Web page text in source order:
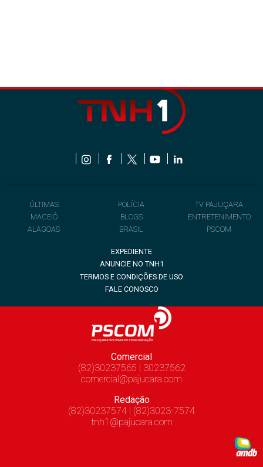
ÚLTIMAS
MACEIÓ
ALAGOAS
POLÍCIA
BLOGS
BRASIL
TV PAJUÇARA
ENTRETENIMENTO
PSCOM
EXPEDIENTE
ANUNCIE NO TNH1
TERMOS E CONDIÇÕES DE USO
FALE CONOSCO
Comercial
(82)30237565 | 30237562
comercial@pajucara.com
Redação
(82)30237574 | (82)3023-7574
tnh1@pajucara.com